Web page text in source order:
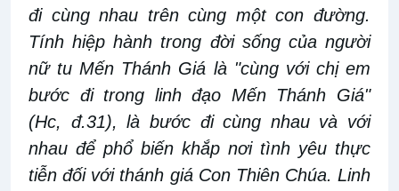
đi cùng nhau trên cùng một con đường.
Tính hiệp hành trong đời sống của người
nữ tu Mến Thánh Giá là "cùng với chị em
bước đi trong linh đạo Mến Thánh Giá"
(Hc, đ.31), là bước đi cùng nhau và với
nhau để phổ biến khắp nơi tình yêu thực
tiễn đối với thánh giá Con Thiên Chúa. Linh